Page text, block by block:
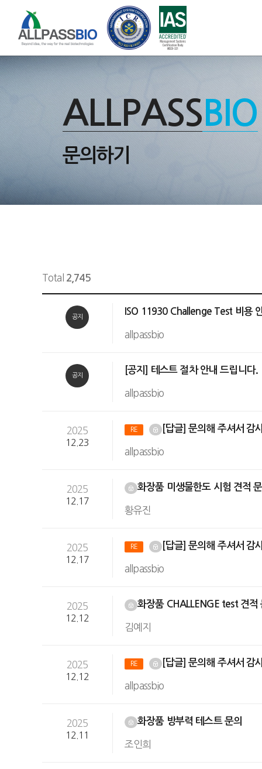
ALLPASS BIO
문의하기
Total 2,745
공지
ISO 11930 Challenge Test 비용
allpassbio
공지
[공지] 테스트 절차 안내 드립니다.
allpassbio
2025
12.23
RE [답글] 문의해 주셔서 감
allpassbio
2025
12.17
화장품 미생물한도 시험 견적
황유진
2025
12.17
RE [답글] 문의해 주셔서 감
allpassbio
2025
12.12
화장품 CHALLENGE test 견적
김예지
2025
12.12
RE [답글] 문의해 주셔서 감
allpassbio
2025
12.11
화장품 방부력 테스트 문의
조인희